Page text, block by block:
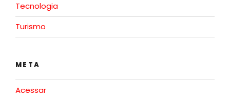
Tecnologia
Turismo
META
Acessar